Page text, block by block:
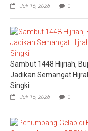
Juli 16, 2026 0
Sambut 1448 Hijriah,
Jadikan Semangat
Singki
Juli 15, 2026 0